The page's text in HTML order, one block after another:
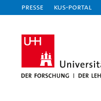
Presse KUS-Portal